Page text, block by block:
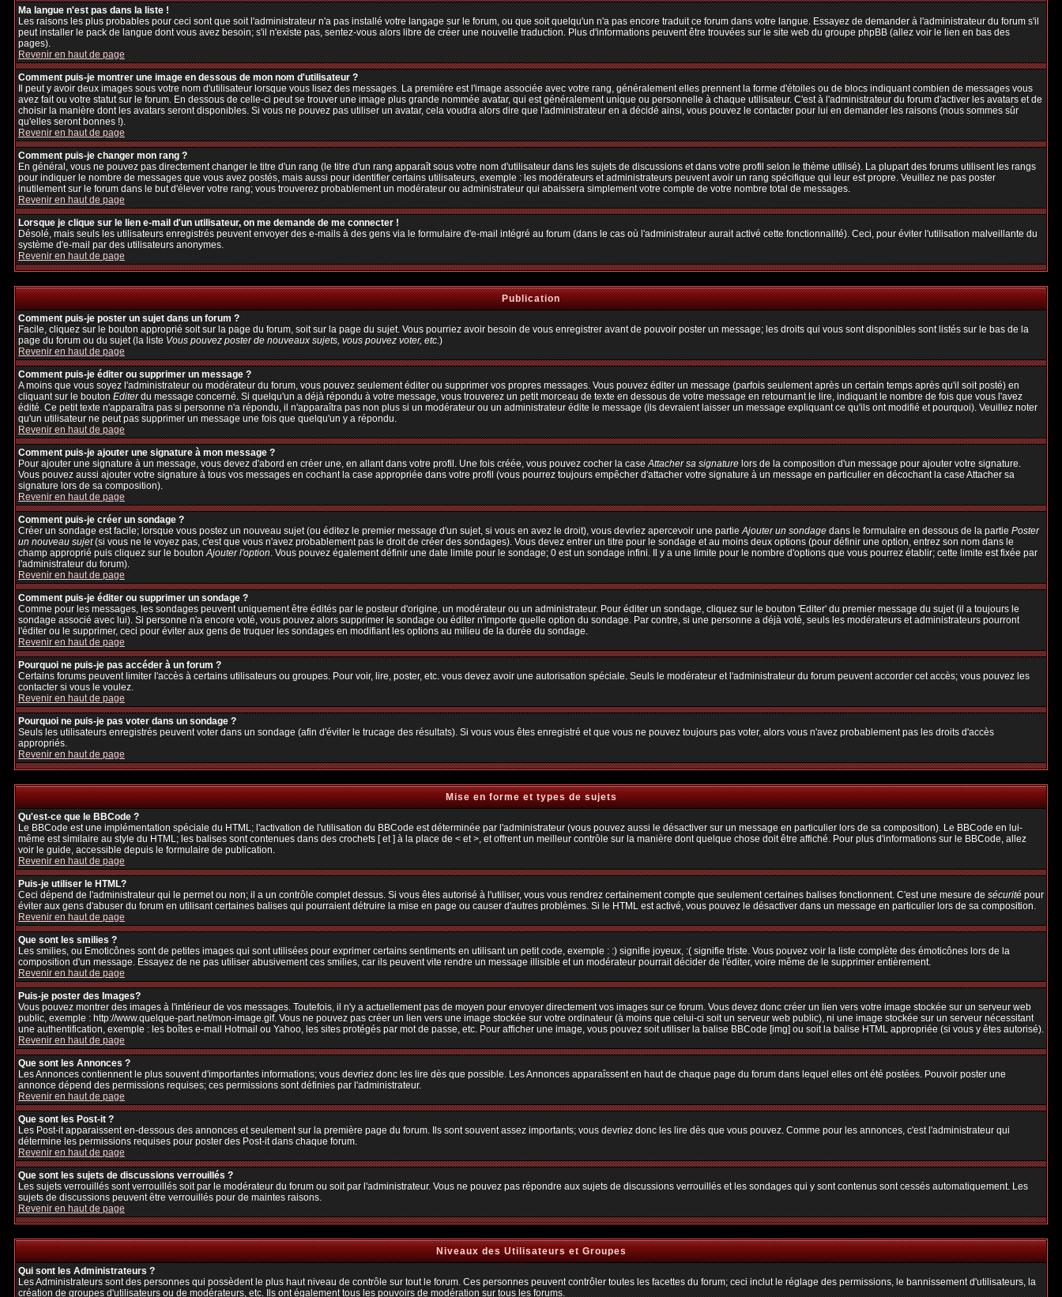
Ma langue n'est pas dans la liste !
Les raisons les plus probables pour ceci sont que soit l'administrateur n'a pas installé votre langage sur le forum, ou que soit quelqu'un n'a pas encore traduit ce forum dans votre langue. Essayez de demander à l'administrateur du forum s'il
peut installer le pack de langue dont vous avez besoin; s'il n'existe pas, sentez-vous alors libre de créer une nouvelle traduction. Plus d'informations peuvent être trouvées sur le site web du groupe phpBB (allez voir le lien en bas des
pages).
Revenir en haut de page
Comment puis-je montrer une image en dessous de mon nom d'utilisateur ?
Il peut y avoir deux images sous votre nom d'utilisateur lorsque vous lisez des messages. La première est l'image associée avec votre rang, généralement elles prennent la forme d'étoiles ou de blocs indiquant combien de messages vous
avez fait ou votre statut sur le forum. En dessous de celle-ci peut se trouver une image plus grande nommée avatar, qui est généralement unique ou personnelle à chaque utilisateur. C'est à l'administrateur du forum d'activer les avatars et de
choisir la manière dont les avatars seront disponibles. Si vous ne pouvez pas utiliser un avatar, cela voudra alors dire que l'administrateur en a décidé ainsi, vous pouvez le contacter pour lui en demander les raisons (nous sommes sûr
qu'elles seront bonnes !).
Revenir en haut de page
Comment puis-je changer mon rang ?
En général, vous ne pouvez pas directement changer le titre d'un rang (le titre d'un rang apparaît sous votre nom d'utilisateur dans les sujets de discussions et dans votre profil selon le thème utilisé). La plupart des forums utilisent les rangs
pour indiquer le nombre de messages que vous avez postés, mais aussi pour identifier certains utilisateurs, exemple : les modérateurs et administrateurs peuvent avoir un rang spécifique qui leur est propre. Veuillez ne pas poster
inutilement sur le forum dans le but d'élever votre rang; vous trouverez probablement un modérateur ou administrateur qui abaissera simplement votre compte de votre nombre total de messages.
Revenir en haut de page
Lorsque je clique sur le lien e-mail d'un utilisateur, on me demande de me connecter !
Désolé, mais seuls les utilisateurs enregistrés peuvent envoyer des e-mails à des gens via le formulaire d'e-mail intégré au forum (dans le cas où l'administrateur aurait activé cette fonctionnalité). Ceci, pour éviter l'utilisation malveillante du
système d'e-mail par des utilisateurs anonymes.
Revenir en haut de page
Publication
Comment puis-je poster un sujet dans un forum ?
Facile, cliquez sur le bouton approprié soit sur la page du forum, soit sur la page du sujet. Vous pourriez avoir besoin de vous enregistrer avant de pouvoir poster un message; les droits qui vous sont disponibles sont listés sur le bas de la
page du forum ou du sujet (la listeVous pouvez poster de nouveaux sujets, vous pouvez voter, etc.)
Revenir en haut de page
Comment puis-je éditer ou supprimer un message ?
A moins que vous soyez l'administrateur ou modérateur du forum, vous pouvez seulement éditer ou supprimer vos propres messages. Vous pouvez éditer un message (parfois seulement après un certain temps après qu'il soit posté) en
cliquant sur le boutonEditerdu message concerné. Si quelqu'un a déjà répondu à votre message, vous trouverez un petit morceau de texte en dessous de votre message en retournant le lire, indiquant le nombre de fois que vous l'avez
édité. Ce petit texte n'apparaîtra pas si personne n'a répondu, il n'apparaîtra pas non plus si un modérateur ou un administrateur édite le message (ils devraient laisser un message expliquant ce qu'ils ont modifié et pourquoi). Veuillez noter
qu'un utilisateur ne peut pas supprimer un message une fois que quelqu'un y a répondu.
Revenir en haut de page
Comment puis-je ajouter une signature à mon message ?
Pour ajouter une signature à un message, vous devez d'abord en créer une, en allant dans votre profil. Une fois créée, vous pouvez cocher la caseAttacher sa signaturelors de la composition d'un message pour ajouter votre signature.
Vous pouvez aussi ajouter votre signature à tous vos messages en cochant la case appropriée dans votre profil (vous pourrez toujours empêcher d'attacher votre signature à un message en particulier en décochant la case Attacher sa
signature lors de sa composition).
Revenir en haut de page
Comment puis-je créer un sondage ?
Créer un sondage est facile; lorsque vous postez un nouveau sujet (ou éditez le premier message d'un sujet, si vous en avez le droit), vous devriez apercevoir une partieAjouter un sondagedans le formulaire en dessous de la partiePoster
un nouveau sujet(si vous ne le voyez pas, c'est que vous n'avez probablement pas le droit de créer des sondages). Vous devez entrer un titre pour le sondage et au moins deux options (pour définir une option, entrez son nom dans le
champ approprié puis cliquez sur le boutonAjouter l'option. Vous pouvez également définir une date limite pour le sondage; 0 est un sondage infini. Il y a une limite pour le nombre d'options que vous pourrez établir; cette limite est fixée par
l'administrateur du forum).
Revenir en haut de page
Comment puis-je éditer ou supprimer un sondage ?
Comme pour les messages, les sondages peuvent uniquement être édités par le posteur d'origine, un modérateur ou un administrateur. Pour éditer un sondage, cliquez sur le bouton 'Editer' du premier message du sujet (il a toujours le
sondage associé avec lui). Si personne n'a encore voté, vous pouvez alors supprimer le sondage ou éditer n'importe quelle option du sondage. Par contre, si une personne a déjà voté, seuls les modérateurs et administrateurs pourront
l'éditer ou le supprimer, ceci pour éviter aux gens de truquer les sondages en modifiant les options au milieu de la durée du sondage.
Revenir en haut de page
Pourquoi ne puis-je pas accéder à un forum ?
Certains forums peuvent limiter l'accès à certains utilisateurs ou groupes. Pour voir, lire, poster, etc. vous devez avoir une autorisation spéciale. Seuls le modérateur et l'administrateur du forum peuvent accorder cet accès; vous pouvez les
contacter si vous le voulez.
Revenir en haut de page
Pourquoi ne puis-je pas voter dans un sondage ?
Seuls les utilisateurs enregistrés peuvent voter dans un sondage (afin d'éviter le trucage des résultats). Si vous vous êtes enregistré et que vous ne pouvez toujours pas voter, alors vous n'avez probablement pas les droits d'accès
appropriés.
Revenir en haut de page
Mise en forme et types de sujets
Qu'est-ce que le BBCode ?
Le BBCode est une implémentation spéciale du HTML; l'activation de l'utilisation du BBCode est déterminée par l'administrateur (vous pouvez aussi le désactiver sur un message en particulier lors de sa composition). Le BBCode en lui-
même est similaire au style du HTML; les balises sont contenues dans des crochets [ et ] à la place de < et >, et offrent un meilleur contrôle sur la manière dont quelque chose doit être affiché. Pour plus d'informations sur le BBCode, allez
voir le guide, accessible depuis le formulaire de publication.
Revenir en haut de page
Puis-je utiliser le HTML?
Ceci dépend de l'administrateur qui le permet ou non; il a un contrôle complet dessus. Si vous êtes autorisé à l'utiliser, vous vous rendrez certainement compte que seulement certaines balises fonctionnent. C'est une mesure desécuritépour
éviter aux gens d'abuser du forum en utilisant certaines balises qui pourraient détruire la mise en page ou causer d'autres problèmes. Si le HTML est activé, vous pouvez le désactiver dans un message en particulier lors de sa composition.
Revenir en haut de page
Que sont les smilies ?
Les smilies, ou Emoticônes sont de petites images qui sont utilisées pour exprimer certains sentiments en utilisant un petit code, exemple : :) signifie joyeux, :( signifie triste. Vous pouvez voir la liste complète des émoticônes lors de la
composition d'un message. Essayez de ne pas utiliser abusivement ces smilies, car ils peuvent vite rendre un message illisible et un modérateur pourrait décider de l'éditer, voire même de le supprimer entièrement.
Revenir en haut de page
Puis-je poster des Images?
Vous pouvez montrer des images à l'intérieur de vos messages. Toutefois, il n'y a actuellement pas de moyen pour envoyer directement vos images sur ce forum. Vous devez donc créer un lien vers votre image stockée sur un serveur web
public, exemple : http://www.quelque-part.net/mon-image.gif. Vous ne pouvez pas créer un lien vers une image stockée sur votre ordinateur (à moins que celui-ci soit un serveur web public), ni une image stockée sur un serveur nécessitant
une authentification, exemple : les boîtes e-mail Hotmail ou Yahoo, les sites protégés par mot de passe, etc. Pour afficher une image, vous pouvez soit utiliser la balise BBCode [img] ou soit la balise HTML appropriée (si vous y êtes autorisé).
Revenir en haut de page
Que sont les Annonces ?
Les Annonces contiennent le plus souvent d'importantes informations; vous devriez donc les lire dès que possible. Les Annonces apparaîssent en haut de chaque page du forum dans lequel elles ont été postées. Pouvoir poster une
annonce dépend des permissions requises; ces permissions sont définies par l'administrateur.
Revenir en haut de page
Que sont les Post-it ?
Les Post-it apparaissent en-dessous des annonces et seulement sur la première page du forum. Ils sont souvent assez importants; vous devriez donc les lire dès que vous pouvez. Comme pour les annonces, c'est l'administrateur qui
détermine les permissions requises pour poster des Post-it dans chaque forum.
Revenir en haut de page
Que sont les sujets de discussions verrouillés ?
Les sujets verrouillés sont verrouillés soit par le modérateur du forum ou soit par l'administrateur. Vous ne pouvez pas répondre aux sujets de discussions verrouillés et les sondages qui y sont contenus sont cessés automatiquement. Les
sujets de discussions peuvent être verrouillés pour de maintes raisons.
Revenir en haut de page
Niveaux des Utilisateurs et Groupes
Qui sont les Administrateurs ?
Les Administrateurs sont des personnes qui possèdent le plus haut niveau de contrôle sur tout le forum. Ces personnes peuvent contrôler toutes les facettes du forum; ceci inclut le réglage des permissions, le bannissement d'utilisateurs, la
création de groupes d'utilisateurs ou de modérateurs, etc. Ils ont également tous les pouvoirs de modération sur tous les forums.